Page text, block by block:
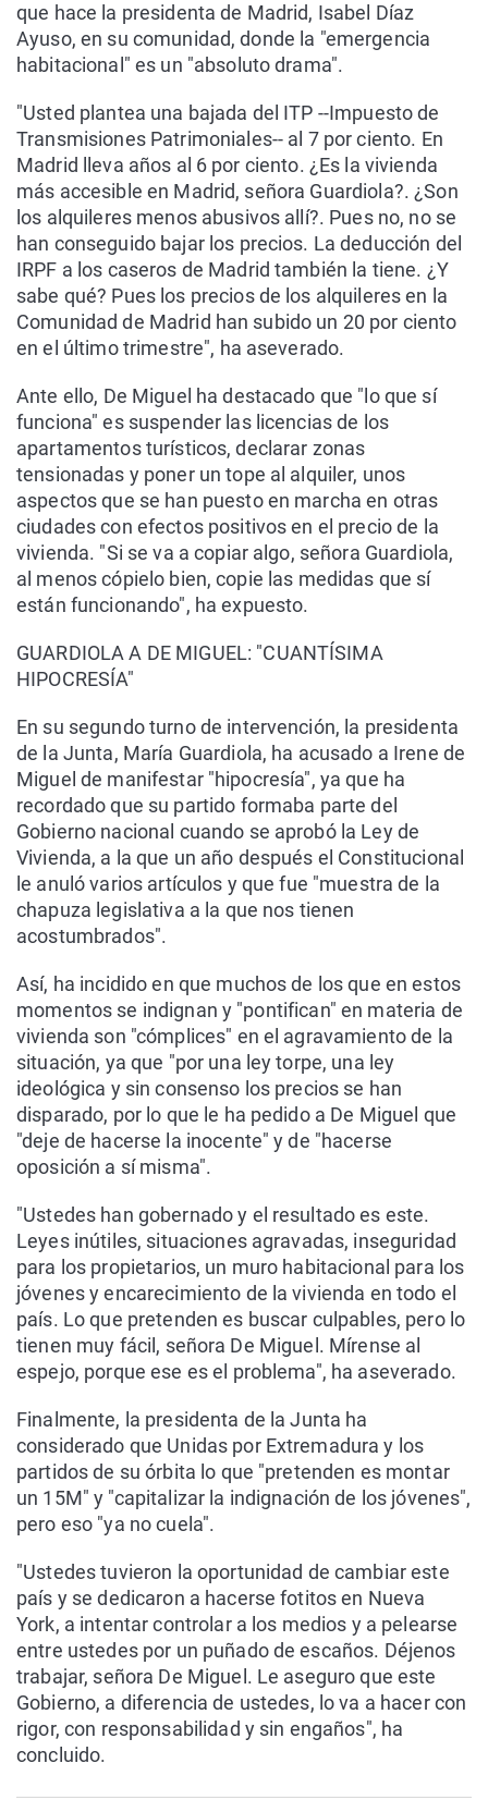
que hace la presidenta de Madrid, Isabel Díaz
Ayuso, en su comunidad, donde la "emergencia
habitacional" es un "absoluto drama".
"Usted plantea una bajada del ITP --Impuesto de
Transmisiones Patrimoniales-- al 7 por ciento. En
Madrid lleva años al 6 por ciento. ¿Es la vivienda
más accesible en Madrid, señora Guardiola?. ¿Son
los alquileres menos abusivos allí?. Pues no, no se
han conseguido bajar los precios. La deducción del
IRPF a los caseros de Madrid también la tiene. ¿Y
sabe qué? Pues los precios de los alquileres en la
Comunidad de Madrid han subido un 20 por ciento
en el último trimestre", ha aseverado.
Ante ello, De Miguel ha destacado que "lo que sí
funciona" es suspender las licencias de los
apartamentos turísticos, declarar zonas
tensionadas y poner un tope al alquiler, unos
aspectos que se han puesto en marcha en otras
ciudades con efectos positivos en el precio de la
vivienda. "Si se va a copiar algo, señora Guardiola,
al menos cópielo bien, copie las medidas que sí
están funcionando", ha expuesto.
GUARDIOLA A DE MIGUEL: "CUANTÍSIMA
HIPOCRESÍA"
En su segundo turno de intervención, la presidenta
de la Junta, María Guardiola, ha acusado a Irene de
Miguel de manifestar "hipocresía", ya que ha
recordado que su partido formaba parte del
Gobierno nacional cuando se aprobó la Ley de
Vivienda, a la que un año después el Constitucional
le anuló varios artículos y que fue "muestra de la
chapuza legislativa a la que nos tienen
acostumbrados".
Así, ha incidido en que muchos de los que en estos
momentos se indignan y "pontifican" en materia de
vivienda son "cómplices" en el agravamiento de la
situación, ya que "por una ley torpe, una ley
ideológica y sin consenso los precios se han
disparado, por lo que le ha pedido a De Miguel que
"deje de hacerse la inocente" y de "hacerse
oposición a sí misma".
"Ustedes han gobernado y el resultado es este.
Leyes inútiles, situaciones agravadas, inseguridad
para los propietarios, un muro habitacional para los
jóvenes y encarecimiento de la vivienda en todo el
país. Lo que pretenden es buscar culpables, pero lo
tienen muy fácil, señora De Miguel. Mírense al
espejo, porque ese es el problema", ha aseverado.
Finalmente, la presidenta de la Junta ha
considerado que Unidas por Extremadura y los
partidos de su órbita lo que "pretenden es montar
un 15M" y "capitalizar la indignación de los jóvenes",
pero eso "ya no cuela".
"Ustedes tuvieron la oportunidad de cambiar este
país y se dedicaron a hacerse fotitos en Nueva
York, a intentar controlar a los medios y a pelearse
entre ustedes por un puñado de escaños. Déjenos
trabajar, señora De Miguel. Le aseguro que este
Gobierno, a diferencia de ustedes, lo va a hacer con
rigor, con responsabilidad y sin engaños", ha
concluido.